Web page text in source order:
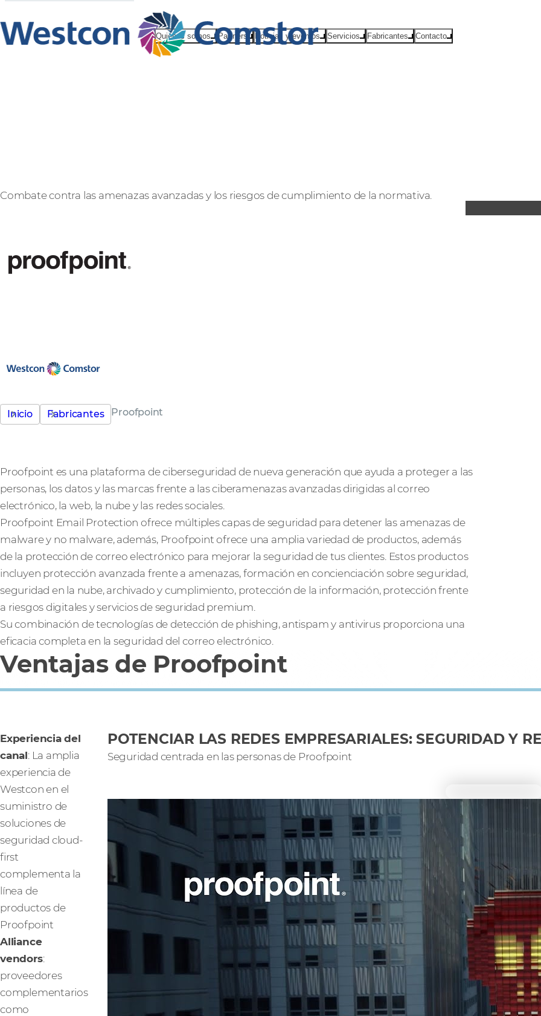
Quiénes somos Partners Noticias y eventos Servicios Fabricantes Contacto
Combate contra las amenazas avanzadas y los riesgos de cumplimiento de la normativa.
Inicio Fabricantes Proofpoint
Proofpoint es una plataforma de ciberseguridad de nueva generación que ayuda a proteger a las
personas, los datos y las marcas frente a las ciberamenazas avanzadas dirigidas al correo
electrónico, la web, la nube y las redes sociales.
Proofpoint Email Protection ofrece múltiples capas de seguridad para detener las amenazas de
malware y no malware, además, Proofpoint ofrece una amplia variedad de productos, además
de la protección de correo electrónico para mejorar la seguridad de tus clientes. Estos productos
incluyen protección avanzada frente a amenazas, formación en concienciación sobre seguridad,
seguridad en la nube, archivado y cumplimiento, protección de la información, protección frente
a riesgos digitales y servicios de seguridad premium.
Su combinación de tecnologías de detección de phishing, antispam y antivirus proporciona una
eficacia completa en la seguridad del correo electrónico.
Ventajas de Proofpoint
Experiencia del
canal: La amplia
experiencia de
Westcon en el
suministro de
soluciones de
seguridad cloud-
first
complementa la
línea de
productos de
Proofpoint
Alliance
vendors:
proveedores
complementarios
como
POTENCIAR LAS REDES EMPRESARIALES: SEGURIDAD Y
Seguridad centrada en las personas de Proofpoint